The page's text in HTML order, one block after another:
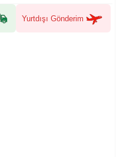
Yurtdışı Gönderim